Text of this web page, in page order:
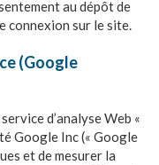
au dépôt de
connexion sur le site.
(Google
d’analyse Web «
Google Inc (« Google
et de mesurer la